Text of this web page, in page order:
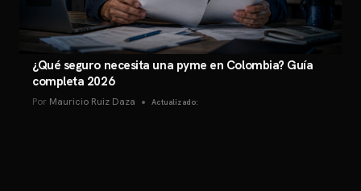
¿Qué seguro necesita una pyme en Colombia? Guía
completa 2026
Por Mauricio Ruiz Daza